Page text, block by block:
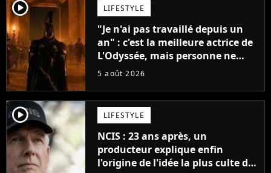
player2 LIFESTYLE
"Je n'ai pas travaillé depuis un
an" : c'est la meilleure actrice de
L'Odyssée, mais personne ne
veut lui donner de rôle au
5 août 2026
player2 LIFESTYLE
NCIS : 23 ans après, un
producteur explique enfin
l'origine de l'idée la plus culte de